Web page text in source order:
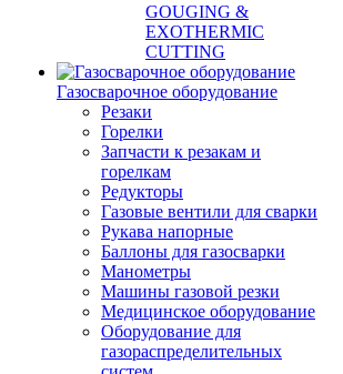
GOUGING &
EXOTHERMIC
CUTTING
Газосварочное оборудование
Резаки
Горелки
Запчасти к резакам и
горелкам
Редукторы
Газовые вентили для сварки
Рукава напорные
Баллоны для газосварки
Манометры
Машины газовой резки
Медицинское оборудование
Оборудование для
газораспределительных